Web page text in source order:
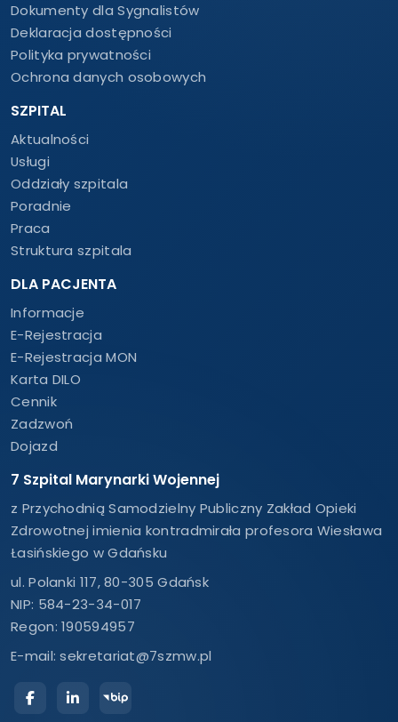
Dokumenty dla Sygnalistów
Deklaracja dostępności
Polityka prywatności
Ochrona danych osobowych
SZPITAL
Aktualności
Usługi
Oddziały szpitala
Poradnie
Praca
Struktura szpitala
DLA PACJENTA
Informacje
E-Rejestracja
E-Rejestracja MON
Karta DILO
Cennik
Zadzwoń
Dojazd
7 Szpital Marynarki Wojennej
z Przychodnią Samodzielny Publiczny Zakład Opieki
Zdrowotnej imienia kontradmirała profesora Wiesława
Łasińskiego w Gdańsku
ul. Polanki 117, 80-305 Gdańsk
NIP: 584-23-34-017
Regon: 190594957
E-mail:sekretariat@7szmw.pl